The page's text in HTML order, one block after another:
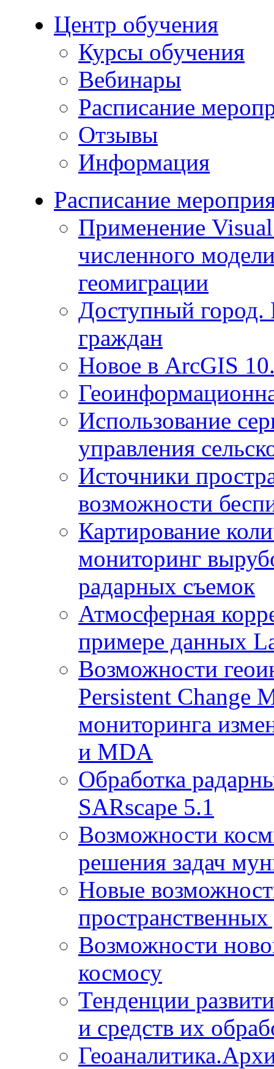
Центр обучения
Курсы обучения
Вебинары
Расписание
Отзывы
Информация
Расписание
Применение
численного
геомиграции
Доступный
граждан
Новое в ArcGIS
Использование
управления
Источники
возможности
Картирование
мониторинг
радарных съемок
Атмосферная
примере данных
Возможности
Persistent Change
мониторинга
и MDA
Обработка
SARscape 5.1
Возможности
решения задач
Новые
Возможности
космосу
Тенденции
и средств их